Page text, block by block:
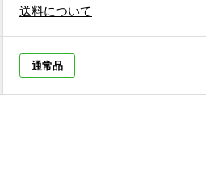
送料について
通常品